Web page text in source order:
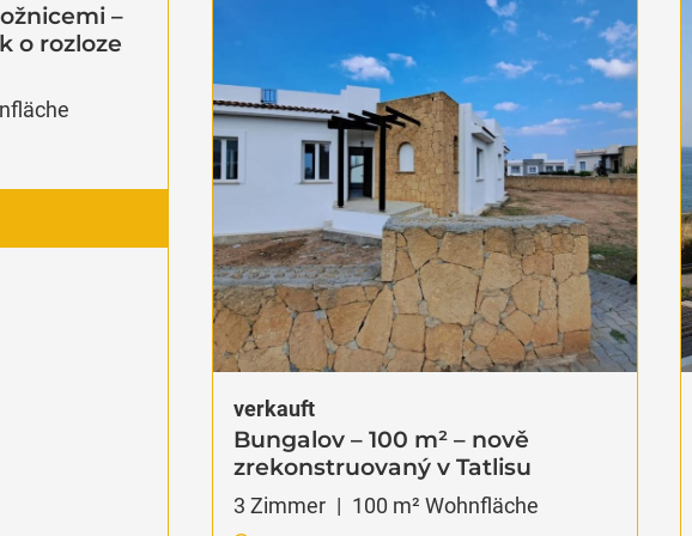
verkauft
Crystal Bay – Vila přímo u moře
3 Zimmer | 125m² Wohnfläche
Bahcelli, Nordzypern